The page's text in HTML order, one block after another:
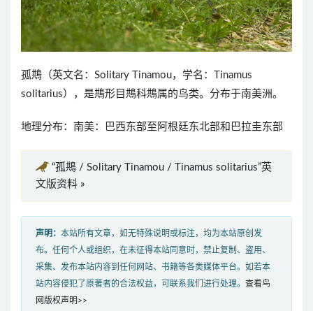
孤䳍（英文名：Solitary Tinamou，学名：Tinamus
solitarius），是䳍形目䳍科䳍属的鸟类。分布于南美洲。
地理分布：南美：巴西东部至阿根廷东北部和巴拉圭东部
“孤䳍 / Solitary Tinamou / Tinamus solitarius”英
文版资料 »
声明： 本站所有文章，如无特殊说明或标注，均为本站原创发
布。任何个人或组织，在未征得本站同意时，禁止复制、盗用、
采集、发布本站内容到任何网站、书籍等各类媒体平台。如若本
站内容侵犯了原著者的合法权益，可联系我们进行处理。 查看鸟
网版权声明>>